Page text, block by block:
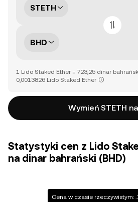
STETH
BHD
1 Lido Staked Ether = 723,25 dinar
0,0013826 Lido Staked Ether
Wymień STETH
Statystyki cen z Lido
na dinar bahrański (BHD)